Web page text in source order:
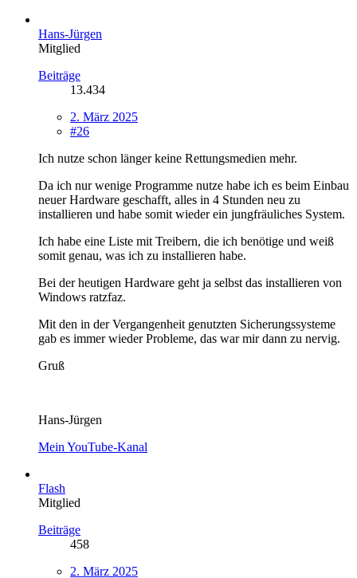
Hans-Jürgen
Mitglied
Beiträge
13.434
2. März 2025
#26
Ich nutze schon länger keine Rettungsmedien mehr.
Da ich nur wenige Programme nutze habe ich es beim Einbau
neuer Hardware geschafft, alles in 4 Stunden neu zu
installieren und habe somit wieder ein jungfräuliches System.
Ich habe eine Liste mit Treibern, die ich benötige und weiß
somit genau, was ich zu installieren habe.
Bei der heutigen Hardware geht ja selbst das installieren von
Windows ratzfaz.
Mit den in der Vergangenheit genutzten Sicherungssysteme
gab es immer wieder Probleme, das war mir dann zu nervig.
Gruß
Hans-Jürgen
Mein YouTube-Kanal
Flash
Mitglied
Beiträge
458
2. März 2025